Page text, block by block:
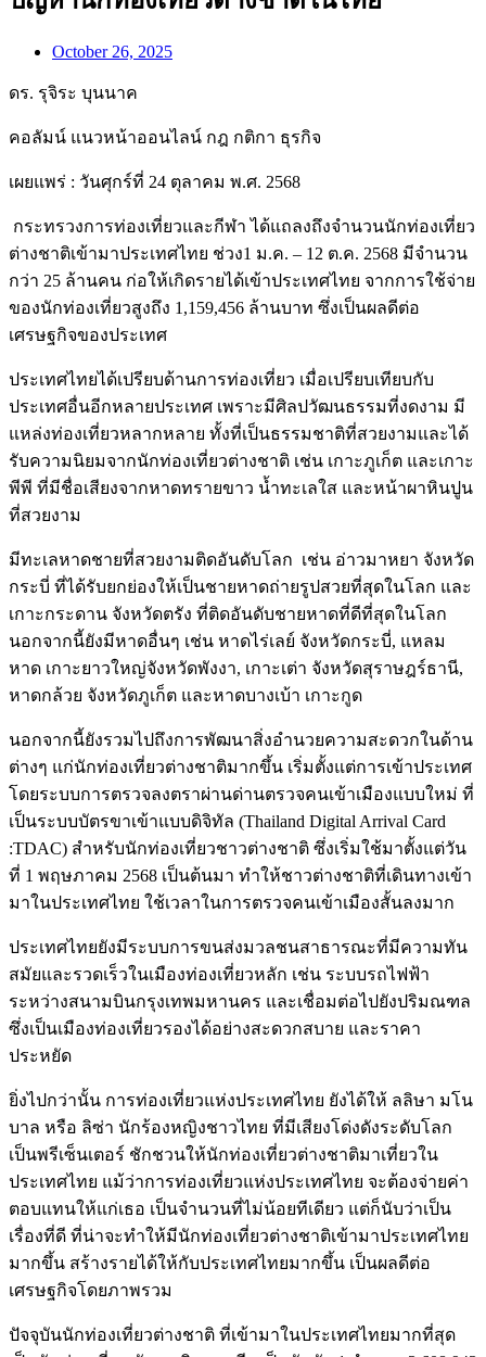
October 26, 2025
ดร. รุจิระ บุนนาค
คอลัมน์ แนวหน้าออนไลน์ กฎ กติกา ธุรกิจ
เผยแพร่ : วันศุกร์ที่ 24 ตุลาคม พ.ศ. 2568
กระทรวงการท่องเที่ยวและกีฬา ได้แถลงถึงจำนวนนักท่องเที่ยว
ต่างชาติเข้ามาประเทศไทย ช่วง1 ม.ค. – 12 ต.ค. 2568 มีจำนวน
กว่า 25 ล้านคน ก่อให้เกิดรายได้เข้าประเทศไทย จากการใช้จ่าย
ของนักท่องเที่ยวสูงถึง 1,159,456 ล้านบาท ซึ่งเป็นผลดีต่อ
เศรษฐกิจของประเทศ
ประเทศไทยได้เปรียบด้านการท่องเที่ยว เมื่อเปรียบเทียบกับ
ประเทศอื่นอีกหลายประเทศ เพราะมีศิลปวัฒนธรรมที่งดงาม มี
แหล่งท่องเที่ยวหลากหลาย ทั้งที่เป็นธรรมชาติที่สวยงามและได้
รับความนิยมจากนักท่องเที่ยวต่างชาติ เช่น เกาะภูเก็ต และเกาะ
พีพี ที่มีชื่อเสียงจากหาดทรายขาว น้ำทะเลใส และหน้าผาหินปูน
ที่สวยงาม
มีทะเลหาดชายที่สวยงามติดอันดับโลก เช่น อ่าวมาหยา จังหวัด
กระบี่ ที่ได้รับยกย่องให้เป็นชายหาดถ่ายรูปสวยที่สุดในโลก และ
เกาะกระดาน จังหวัดตรัง ที่ติดอันดับชายหาดที่ดีที่สุดในโลก
นอกจากนี้ยังมีหาดอื่นๆ เช่น หาดไร่เลย์ จังหวัดกระบี่, แหลม
หาด เกาะยาวใหญ่จังหวัดพังงา, เกาะเต่า จังหวัดสุราษฎร์ธานี,
หาดกล้วย จังหวัดภูเก็ต และหาดบางเบ้า เกาะกูด
นอกจากนี้ยังรวมไปถึงการพัฒนาสิ่งอำนวยความสะดวกในด้าน
ต่างๆ แก่นักท่องเที่ยวต่างชาติมากขึ้น เริ่มตั้งแต่การเข้าประเทศ
โดยระบบการตรวจลงตราผ่านด่านตรวจคนเข้าเมืองแบบใหม่ ที่
เป็นระบบบัตรขาเข้าแบบดิจิทัล (Thailand Digital Arrival Card
:TDAC) สำหรับนักท่องเที่ยวชาวต่างชาติ ซึ่งเริ่มใช้มาตั้งแต่วัน
ที่ 1 พฤษภาคม 2568 เป็นต้นมา ทำให้ชาวต่างชาติที่เดินทางเข้า
มาในประเทศไทย ใช้เวลาในการตรวจคนเข้าเมืองสั้นลงมาก
ประเทศไทยยังมีระบบการขนส่งมวลชนสาธารณะที่มีความทัน
สมัยและรวดเร็วในเมืองท่องเที่ยวหลัก เช่น ระบบรถไฟฟ้า
ระหว่างสนามบินกรุงเทพมหานคร และเชื่อมต่อไปยังปริมณฑล
ซึ่งเป็นเมืองท่องเที่ยวรองได้อย่างสะดวกสบาย และราคา
ประหยัด
ยิ่งไปกว่านั้น การท่องเที่ยวแห่งประเทศไทย ยังได้ให้ ลลิษา มโน
บาล หรือ ลิซ่า นักร้องหญิงชาวไทย ที่มีเสียงโด่งดังระดับโลก
เป็นพรีเซ็นเตอร์ ชักชวนให้นักท่องเที่ยวต่างชาติมาเที่ยวใน
ประเทศไทย แม้ว่าการท่องเที่ยวแห่งประเทศไทย จะต้องจ่ายค่า
ตอบแทนให้แก่เธอ เป็นจำนวนที่ไม่น้อยทีเดียว แต่ก็นับว่าเป็น
เรื่องที่ดี ที่น่าจะทำให้มีนักท่องเที่ยวต่างชาติเข้ามาประเทศไทย
มากขึ้น สร้างรายได้ให้กับประเทศไทยมากขึ้น เป็นผลดีต่อ
เศรษฐกิจโดยภาพรวม
ปัจจุบันนักท่องเที่ยวต่างชาติ ที่เข้ามาในประเทศไทยมากที่สุด